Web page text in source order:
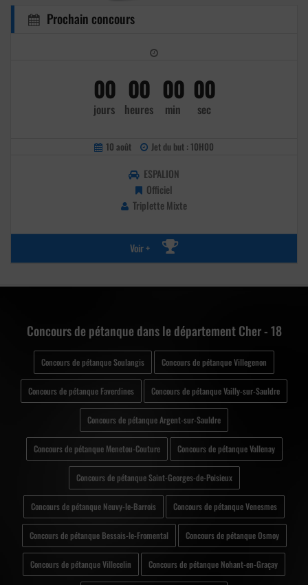
Prochain concours
00
jours
00
heures
00
min
00
sec
10 août Jet du but : 10H00
ESPALION
Officiel
Triplette Mixte
Voir +
Concours de pétanque dans le département Cher - 18
Concours de pétanque Soulangis Concours de pétanque Villegenon
Concours de pétanque Faverdines Concours de pétanque Vailly-sur-Sauldre
Concours de pétanque Argent-sur-Sauldre
Concours de pétanque Menetou-Couture Concours de pétanque Vallenay
Concours de pétanque Saint-Georges-de-Poisieux
Concours de pétanque Neuvy-le-Barrois Concours de pétanque Venesmes
Concours de pétanque Bessais-le-Fromental Concours de pétanque Osmoy
Concours de pétanque Villecelin Concours de pétanque Nohant-en-Graçay